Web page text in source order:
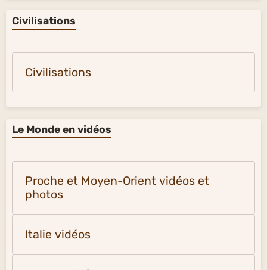
Civilisations
Civilisations
Le Monde en vidéos
Proche et Moyen-Orient vidéos et
photos
Italie vidéos